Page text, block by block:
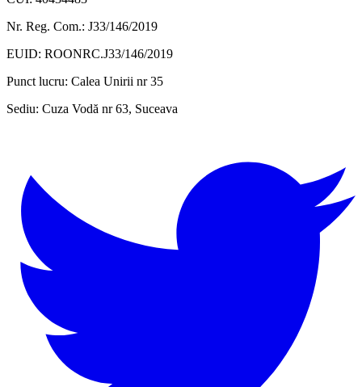
Nr. Reg. Com.: J33/146/2019
EUID: ROONRC.J33/146/2019
Punct lucru: Calea Unirii nr 35
Sediu: Cuza Vodă nr 63, Suceava